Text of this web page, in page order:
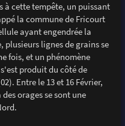
à cette tempête, un puissant
la commune de Fricourt
ayant engendrée la
plusieurs lignes de grains se
fois, et un phénomène
produit du côté de
Entre le 13 et 16 Février,
orages se sont une